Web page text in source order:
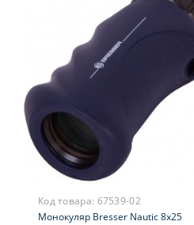
Код товара: 67539-02
Монокуляр Bresser Nautic 8x25